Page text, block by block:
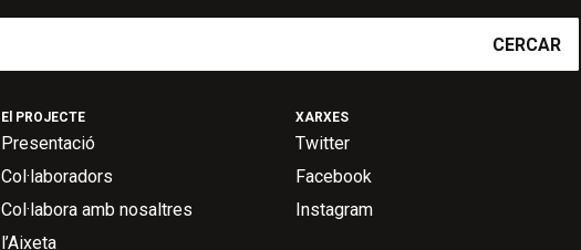
CERCAR
El PROJECTE
Presentació
Col·laboradors
Col·labora amb nosaltres
l’Aixeta
XARXES
Twitter
Facebook
Instagram